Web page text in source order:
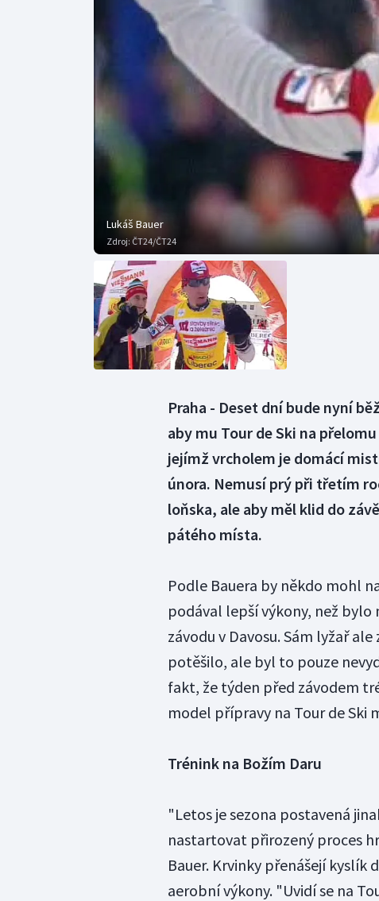
Dostihy
Florbal
Futsal
Golf
Lukáš Bauer
Zdroj: ČT24/ČT24
Praha - Deset dní bude nyní
aby mu Tour de Ski na
jejímž vrcholem je domácí
února. Nemusí prý při třetím
loňska, ale aby měl klid do
pátého místa.
Podle Bauera by někdo mohl
podával lepší výkony, než
závodu v Davosu. Sám lyžař
potěšilo, ale byl to pouze
fakt, že týden před závodem
model přípravy na Tour de Ski
Trénink na Božím Daru
"Letos je sezona postavená
nastartovat přirozený proces
Bauer. Krvinky přenášejí kyslík
aerobní výkony. "Uvidí se na